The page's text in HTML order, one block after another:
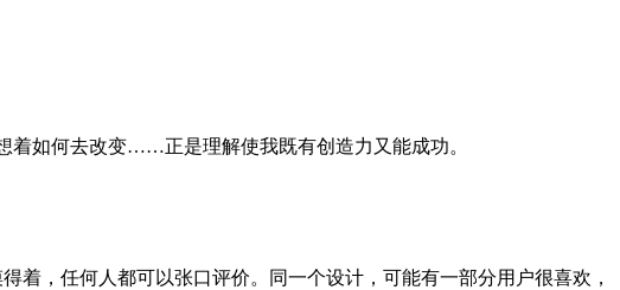
如何去改变……正是理解使我既有创造力又能成功。
，任何人都可以张口评价。同一个设计，可能有一部分用户很喜欢，